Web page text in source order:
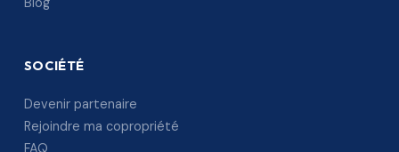
SOCIÉTÉ
Devenir partenaire
Rejoindre ma copropriété
FAQ